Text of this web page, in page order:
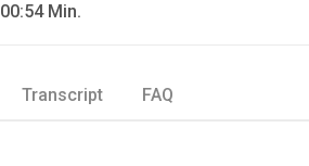
00:54 Min.
Transcript FAQ